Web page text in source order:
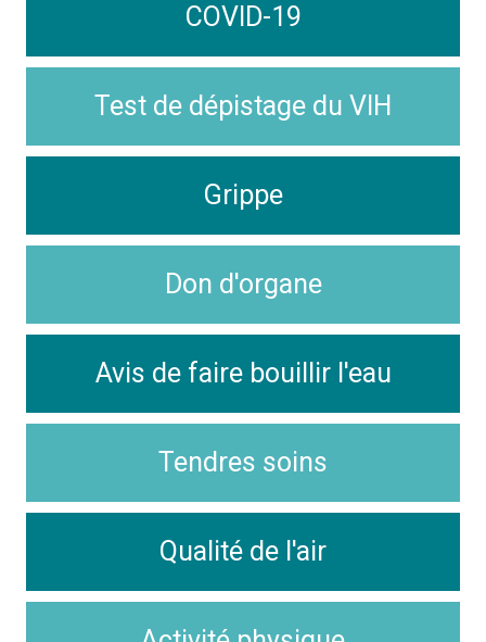
COVID-19
Test de dépistage du VIH
Grippe
Don d'organe
Avis de faire bouillir l'eau
Tendres soins
Qualité de l'air